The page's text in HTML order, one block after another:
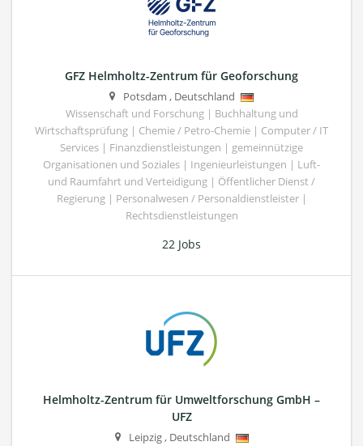
GFZ Helmholtz-Zentrum für Geoforschung
Potsdam , Deutschland
Wissenschaft und Forschung | Buchhaltung und
Wirtschaftsprüfung | Chemie / Petro-Chemie | Computer / IT
Services | Finanzdienstleistungen | gemeinnützige
Organisationen und Soziales | Ingenieurleistungen | Luft-
und Raumfahrt und Verteidigung | Öffentlicher Dienst /
Regierung | Personalwesen / Personaldienstleister |
Rechtsdienstleistungen
22 Jobs
Helmholtz-Zentrum für Umweltforschung GmbH –
UFZ
Leipzig, Deutschland